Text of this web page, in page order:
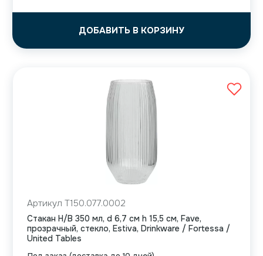
ДОБАВИТЬ В КОРЗИНУ
Артикул T150.077.0002
Стакан H/B 350 мл, d 6,7 см h 15,5 см, Fave,
прозрачный, стекло, Estiva, Drinkware / Fortessa /
United Tables